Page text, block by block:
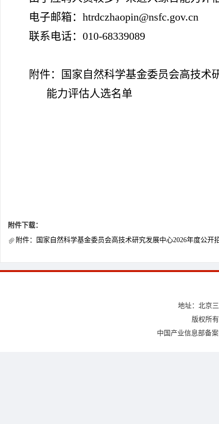
电子邮箱： htrdczhaopin@nsfc.gov.cn
联系电话： 010-68339089
附件：国家自然科学基金委员会高技术
能力评估人选名单
附件下载：
附件：国家自然科学基金委员会高技术研究发展中心2026年度公
地址：北京
版权所
中国产业信息部备